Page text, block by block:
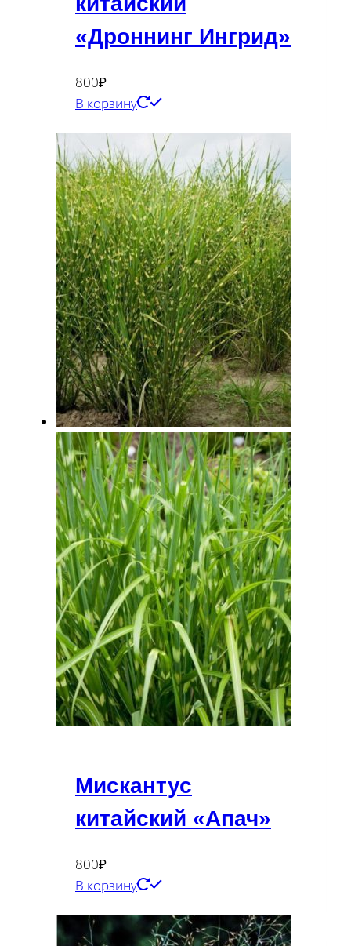
«Дроннинг Ингрид»
800₽
В корзину
Мискантус
китайский «Апач»
800₽
В корзину